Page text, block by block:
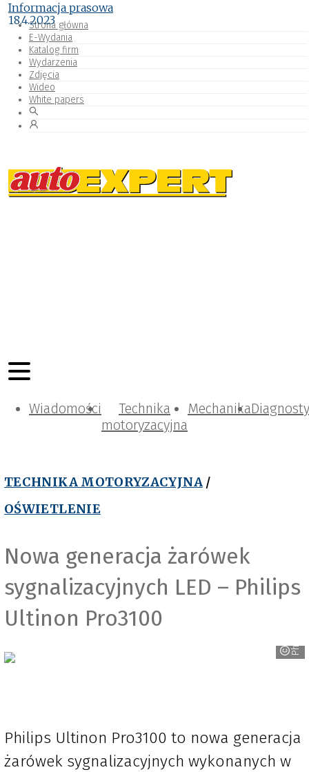
Strona główna
E-Wydania
Katalog firm
Wydarzenia
Zdjęcia
Wideo
White papers
Wiadomości
Technika
motoryzacyjna
Mechanika
TECHNIKA MOTORYZACYJNA /
OŚWIETLENIE
Nowa generacja żarówek
sygnalizacyjnych LED – Philips
Ultinon Pro3100
Philips
Informacja prasowa
18.4.2023
Philips Ultinon Pro3100 to nowa generacja
żarówek sygnalizacyjnych wykonanych w